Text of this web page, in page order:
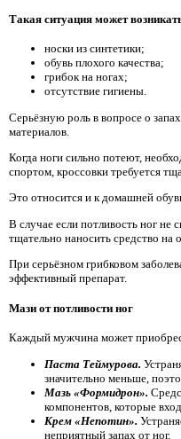
Такая ситуация может
носки из синтетики;
обувь плохого качества;
грибок на ногах;
отсутствие гигиены.
Серьёзную роль в вопросе о
материалов.
Когда ноги сильно потеют,
спортом, кроссовки требуется
Это относится и к домашней
В случае если потливость ног не
тщательно наносить средство на
При серьёзном грибковом
эффективный препарат.
Мази от потливости ног
Каждый мужчина может
Паста Теймурова.
значительно меньше,
Мазь «Формидрон».
компонентов, которые
Крем «Непотин».
неприятный запах от ног.